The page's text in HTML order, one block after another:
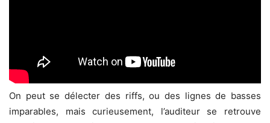
On peut se délecter des riffs, ou des lignes de basses
imparables, mais curieusement, l’auditeur se retrouve